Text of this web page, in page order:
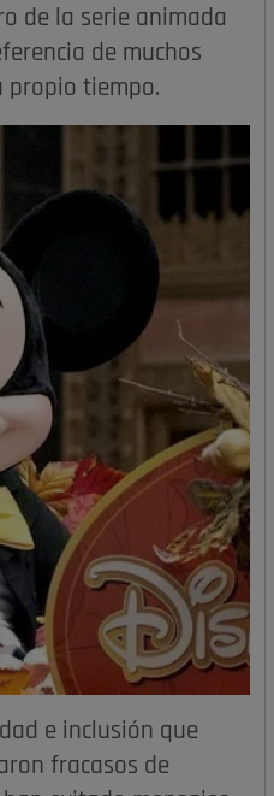
de la serie animada
de muchos
propio tiempo.
e inclusión que
fracasos de